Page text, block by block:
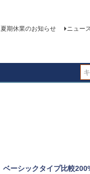
夏期休業のお知らせ ニュー
ベーシックタイプ比較